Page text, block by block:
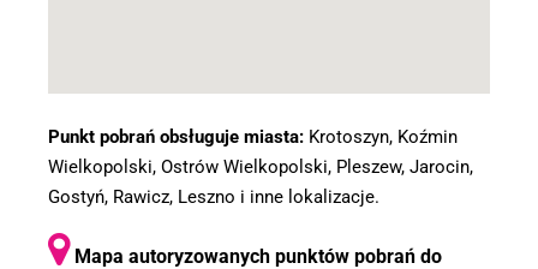
Punkt pobrań obsługuje miasta: Krotoszyn, Koźmin
Wielkopolski, Ostrów Wielkopolski, Pleszew, Jarocin,
Gostyń, Rawicz, Leszno i inne lokalizacje.
Mapa autoryzowanych punktów pobrań do